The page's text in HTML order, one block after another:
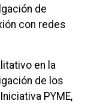
de
con redes
en la
de los
PYME,